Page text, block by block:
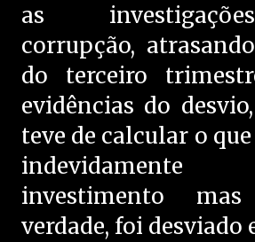
as
corrupção,
do terceiro
evidências do
teve de calcular o
investimento
verdade, foi desviado